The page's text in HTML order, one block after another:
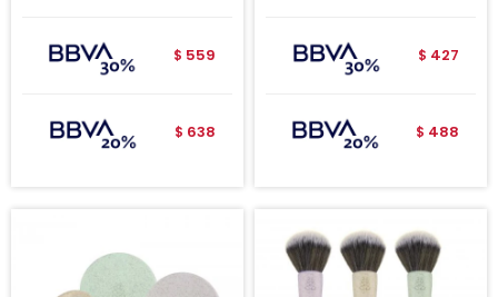
$ 559
$ 638
$ 427
$ 488